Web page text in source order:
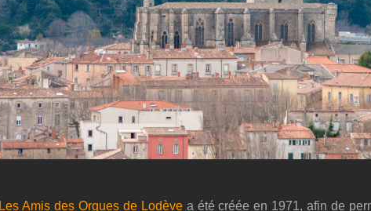
Les Amis des Orgues de Lodèvea été créée en 1971, afin de